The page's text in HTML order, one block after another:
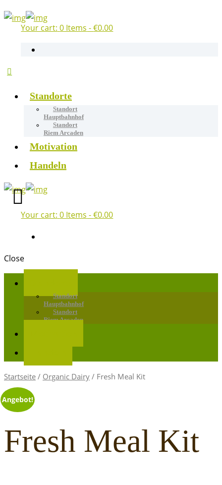
Your cart: 0 Items -€0.00
Standorte
Standort
Hauptbahnhof
Standort
Riem Arcaden
Motivation
Handeln
Your cart: 0 Items -€0.00
Close
Standort
Hauptbahnhof
Standort
Riem Arcaden
Startseite / Organic Dairy / Fresh Meal Kit
Angebot!
Fresh Meal Kit